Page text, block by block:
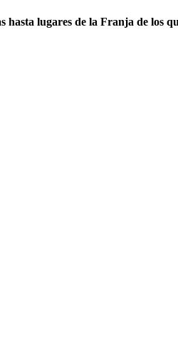
lugares de la Franja de los